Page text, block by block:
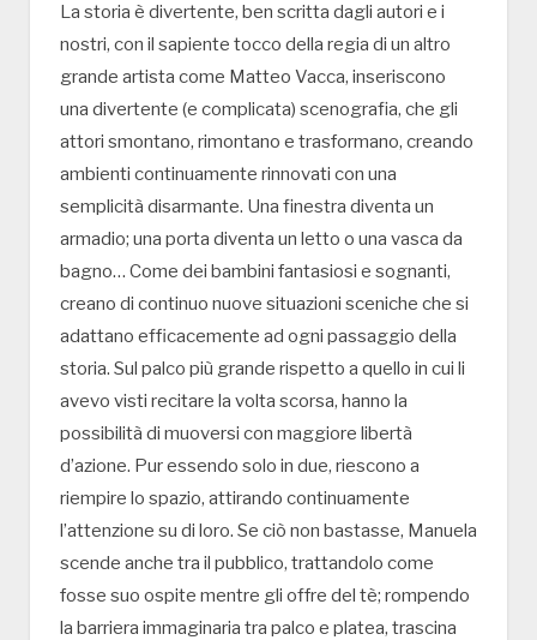
La storia è divertente, ben scritta dagli autori e i
nostri, con il sapiente tocco della regia di un altro
grande artista come Matteo Vacca, inseriscono
una divertente (e complicata) scenografia, che gli
attori smontano, rimontano e trasformano, creando
ambienti continuamente rinnovati con una
semplicità disarmante. Una finestra diventa un
armadio; una porta diventa un letto o una vasca da
bagno… Come dei bambini fantasiosi e sognanti,
creano di continuo nuove situazioni sceniche che si
adattano efficacemente ad ogni passaggio della
storia. Sul palco più grande rispetto a quello in cui li
avevo visti recitare la volta scorsa, hanno la
possibilità di muoversi con maggiore libertà
d’azione. Pur essendo solo in due, riescono a
riempire lo spazio, attirando continuamente
l’attenzione su di loro. Se ciò non bastasse, Manuela
scende anche tra il pubblico, trattandolo come
fosse suo ospite mentre gli offre del tè; rompendo
la barriera immaginaria tra palco e platea, trascina